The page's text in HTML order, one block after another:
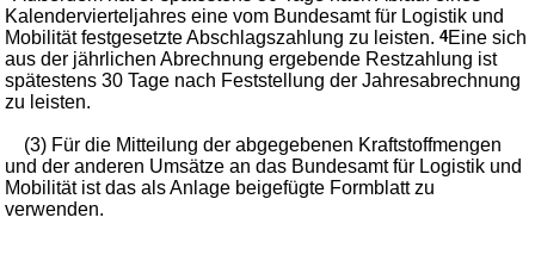
Kalendervierteljahres eine vom Bundesamt für Logistik und
Mobilität festgesetzte Abschlagszahlung zu leisten.4Eine sich
aus der jährlichen Abrechnung ergebende Restzahlung ist
spätestens 30 Tage nach Feststellung der Jahresabrechnung
zu leisten.
(3) Für die Mitteilung der abgegebenen Kraftstoffmengen
und der anderen Umsätze an das Bundesamt für Logistik und
Mobilität ist das als Anlage beigefügte Formblatt zu
verwenden.